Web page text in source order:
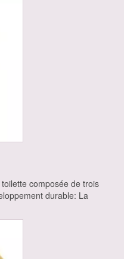
composée de trois
durable: La